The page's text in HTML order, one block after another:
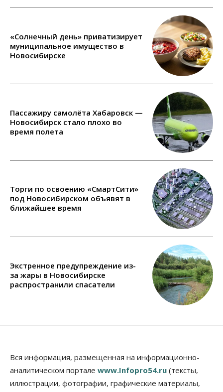
«Солнечный день» приватизирует
муниципальное имущество в
Новосибирске
Пассажиру самолёта Хабаровск —
Новосибирск стало плохо во
время полета
Торги по освоению «СмартСити»
под Новосибирском объявят в
ближайшее время
Экстренное предупреждение из-
за жары в Новосибирске
распространили спасатели
Вся информация, размещенная на информационно-
аналитическом портале www.Infopro54.ru (тексты,
иллюстрации, фотографии, графические материалы,